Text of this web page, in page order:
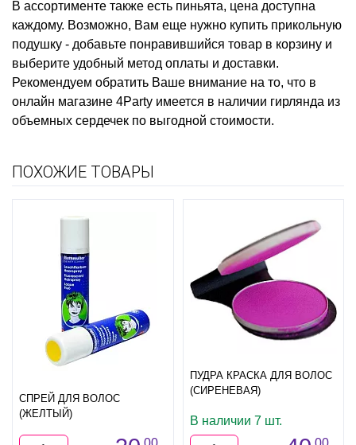
В ассортименте также есть пиньята, цена доступна
каждому. Возможно, Вам еще нужно купить прикольную
подушку - добавьте понравившийся товар в корзину и
выберите удобный метод оплаты и доставки.
Рекомендуем обратить Ваше внимание на то, что в
онлайн магазине 4Party имеется в наличии гирлянда из
объемных сердечек по выгодной стоимости.
ПОХОЖИЕ ТОВАРЫ
СПРЕЙ ДЛЯ ВОЛОС
(ЖЕЛТЫЙ)
ПУДРА КРАСКА ДЛЯ ВОЛОС
(СИРЕНЕВАЯ)
В наличии 7 шт.